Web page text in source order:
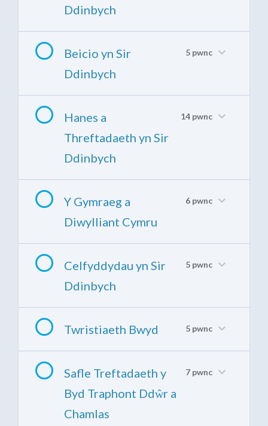
Ddinbych
Beicio yn Sir
Ddinbych
5 pwnc
Hanes a
Threftadaeth yn Sir
Ddinbych
14 pwnc
Y Gymraeg a
Diwylliant Cymru
6 pwnc
Celfyddydau yn Sir
Ddinbych
5 pwnc
Twristiaeth Bwyd 5 pwnc
Safle Treftadaeth y
Byd Traphont Ddŵr a
Chamlas
7 pwnc